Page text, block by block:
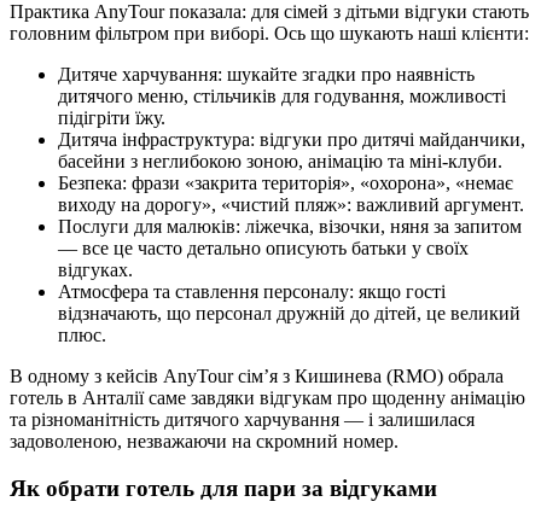
Практика AnyTour показала: для сімей з дітьми відгуки стають
головним фільтром при виборі. Ось що шукають наші клієнти:
Дитяче харчування: шукайте згадки про наявність
дитячого меню, стільчиків для годування, можливості
підігріти їжу.
Дитяча інфраструктура: відгуки про дитячі майданчики,
басейни з неглибокою зоною, анімацію та міні-клуби.
Безпека: фрази «закрита територія», «охорона», «немає
виходу на дорогу», «чистий пляж»: важливий аргумент.
Послуги для малюків: ліжечка, візочки, няня за запитом
— все це часто детально описують батьки у своїх
відгуках.
Атмосфера та ставлення персоналу: якщо гості
відзначають, що персонал дружній до дітей, це великий
плюс.
В одному з кейсів AnyTour сім’я з Кишинева (RMO) обрала
готель в Анталії саме завдяки відгукам про щоденну анімацію
та різноманітність дитячого харчування — і залишилася
задоволеною, незважаючи на скромний номер.
Як обрати готель для пари за відгуками